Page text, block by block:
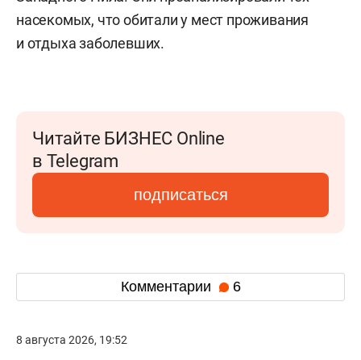
насекомых, что обитали у мест проживания
и отдыха заболевших.
Читайте БИЗНЕС Online
в Telegram
подписаться
Комментарии 6
8 августа 2026, 19:52